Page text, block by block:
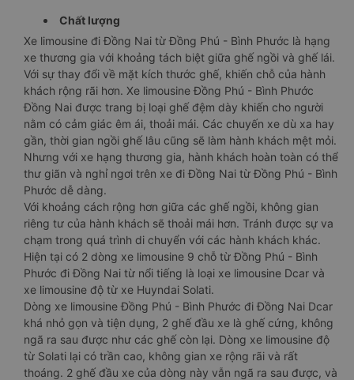
Chất lượng
Xe limousine đi Đồng Nai từ Đồng Phú - Bình Phước là hạng
xe thương gia với khoảng tách biệt giữa ghế ngồi và ghế lái.
Với sự thay đổi về mặt kích thước ghế, khiến chỗ của hành
khách rộng rãi hơn. Xe limousine Đồng Phú - Bình Phước
Đồng Nai được trang bị loại ghế đệm dày khiến cho người
nằm có cảm giác êm ái, thoải mái. Các chuyến xe dù xa hay
gần, thời gian ngồi ghế lâu cũng sẽ làm hành khách mệt mỏi.
Nhưng với xe hạng thương gia, hành khách hoàn toàn có thể
thư giãn và nghỉ ngơi trên xe đi Đồng Nai từ Đồng Phú - Bình
Phước dễ dàng.
Với khoảng cách rộng hơn giữa các ghế ngồi, không gian
riêng tư của hành khách sẽ thoải mái hơn. Tránh được sự va
chạm trong quá trình di chuyển với các hành khách khác.
Hiện tại có 2 dòng xe limousine 9 chỗ từ Đồng Phú - Bình
Phước đi Đồng Nai từ nổi tiếng là loại xe limousine Dcar và
xe limousine độ từ xe Huyndai Solati.
Dòng xe limousine Đồng Phú - Bình Phước đi Đồng Nai Dcar
khá nhỏ gọn và tiện dụng, 2 ghế đầu xe là ghế cứng, không
ngã ra sau được như các ghế còn lại. Dòng xe limousine độ
từ Solati lại có trần cao, không gian xe rộng rãi và rất
thoáng. 2 ghế đầu xe của dòng này vẫn ngã ra sau được, và